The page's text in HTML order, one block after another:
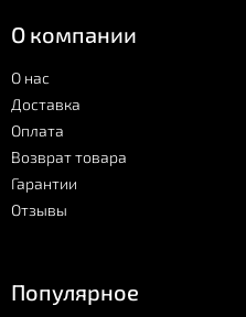
О компании
О нас
Доставка
Оплата
Возврат товара
Гарантии
Отзывы
Популярное